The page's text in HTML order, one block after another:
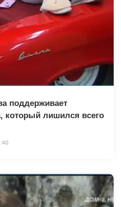
поддерживает
который лишился всего